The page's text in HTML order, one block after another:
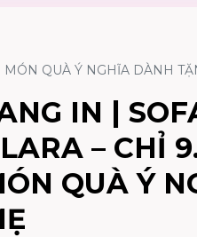
QUÀ Ý NGHĨA DÀNH
IN |
– CHỈ
QUÀ Ý